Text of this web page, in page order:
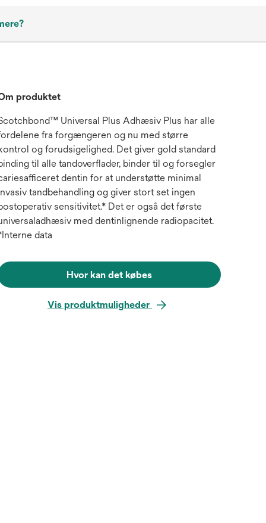
produktet
Universal Plus Adhæsiv Plus har alle
fra forgængeren og nu med større
og forudsigelighed. Det giver gold standard
til alle tandoverflader, binder til og forsegler
dentin for at understøtte minimal
tandbehandling og giver stort set ingen
sensitivitet.* Det er også det første
med dentinlignende radiopacitet.
data
Hvor kan det købes
Vis produktmuligheder